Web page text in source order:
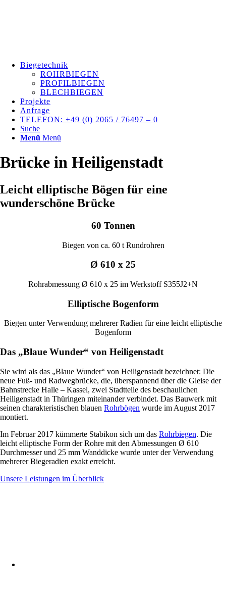
Biegetechnik
ROHRBIEGEN
PROFILBIEGEN
BLECHBIEGEN
Projekte
Anfrage
TELEFON: +49 (0) 2065 / 76497 – 0
Suche
Menü Menü
Brücke in Heiligenstadt
Leicht elliptische Bögen für eine
wunderschöne Brücke
60 Tonnen
Biegen von ca. 60 t Rundrohren
Ø 610 x 25
Rohrabmessung Ø 610 x 25 im Werkstoff S355J2+N
Elliptische Bogenform
Biegen unter Verwendung mehrerer Radien für eine leicht elliptische
Bogenform
Das „Blaue Wunder“ von Heiligenstadt
Sie wird als das „Blaue Wunder“ von Heiligenstadt bezeichnet: Die
neue Fuß- und Radwegbrücke, die, überspannend über die Gleise der
Bahnstrecke Halle – Kassel, zwei Stadtteile des beschaulichen
Heiligenstadt in Thüringen miteinander verbindet. Das Bauwerk mit
seinen charakteristischen blauen Rohrbögen wurde im August 2017
montiert.
Im Februar 2017 kümmerte Stabikon sich um das Rohrbiegen. Die
leicht elliptische Form der Rohre mit den Abmessungen Ø 610
Durchmesser und 25 mm Wanddicke wurde unter der Verwendung
mehrerer Biegeradien exakt erreicht.
Unsere Leistungen im Überblick